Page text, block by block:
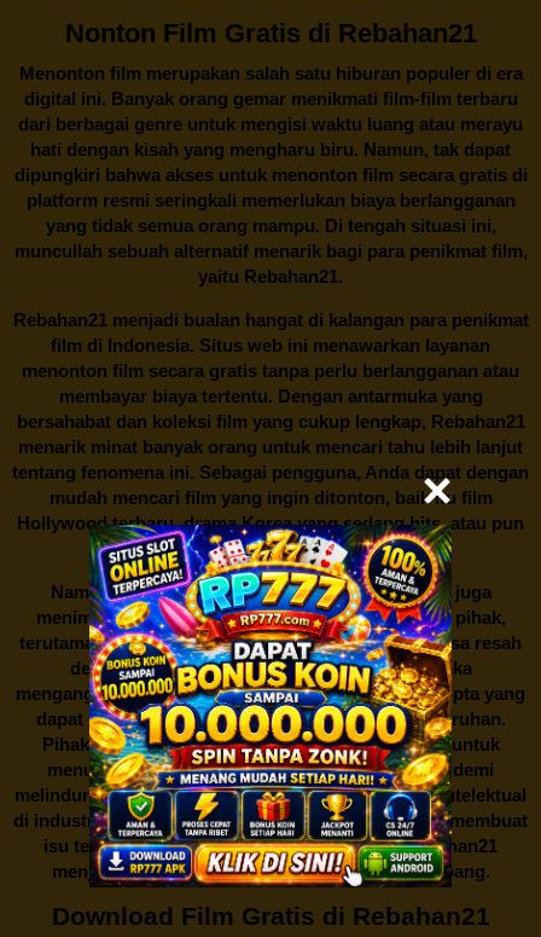
Nonton Film Gratis di Rebahan21
Menonton film merupakan salah satu hiburan populer di era
digital ini. Banyak orang gemar menikmati film-film terbaru
dari berbagai genre untuk mengisi waktu luang atau merayu
hati dengan kisah yang mengharu biru. Namun, tak dapat
dipungkiri bahwa akses untuk menonton film secara gratis di
platform resmi seringkali memerlukan biaya berlangganan
yang tidak semua orang mampu. Di tengah situasi ini,
muncullah sebuah alternatif menarik bagi para penikmat film,
yaitu Rebahan21.
Rebahan21menjadi bualan hangat di kalangan para penikmat
film di Indonesia. Situs web ini menawarkan layanan
menonton film secara gratis tanpa perlu berlangganan atau
membayar biaya tertentu. Dengan antarmuka yang
bersahabat dan koleksi film yang cukup lengkap, Rebahan21
menarik minat banyak orang untuk mencari tahu lebih lanjut
tentang fenomena ini. Sebagai pengguna, Anda dapat dengan
mudah mencari film yang ingin ditonton, baik itu film
Hollywood terbaru, drama Korea yang sedang hits, atau pun
produksi film lokal dengan kualitas terbaik.
Namun, seperti halnya cerita manis,Rebahan21juga
menimbulkan kontroversi di industri film. Banyak pihak,
terutama produsen film dan pemilik hak cipta, merasa resah
dengan maraknya situs-situs seperti ini. Mereka
menganggapnya sebagai bentuk pelanggaran hak cipta yang
dapat merugikan industri perfilman secara keseluruhan.
Pihak berwenang pun turut terlibat dalam upaya untuk
menutup situs-situs ilegal semacam Rebahan21 demi
melindungi keberlangsungan bisnis dan kekayaan intelektual
di industri hiburan. Konflik kepentingan inilah yang membuat
isu tentang menonton film secara gratis diRebahan21
menjadi perbincangan seru yang terus berkembang.
Download Film Gratis di Rebahan21